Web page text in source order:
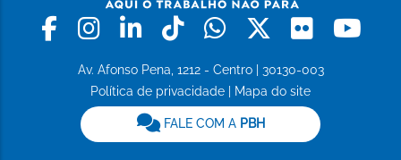
Facebook
Instagram
LinkedinTiktokWhatsapp
X Flickr
Av. Afonso Pena, 1212 - Centro | 30130-003
Política de privacidade | Mapa do site
FALE COM A PBH